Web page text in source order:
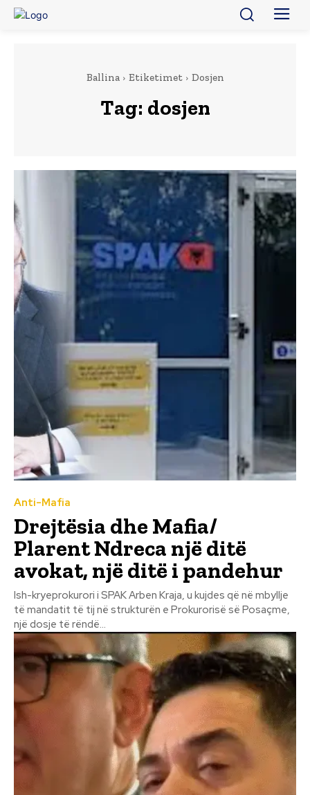
Ballina Etiketimet Dosjen
Tag: dosjen
Anti-Mafia
Drejtësia dhe Mafia/
Plarent Ndreca një ditë
avokat, një ditë i pandehur
Ish-kryeprokurori i SPAK Arben Kraja, u kujdes që në mbyllje
të mandatit të tij në strukturën e Prokurorisë së Posaçme,
një dosje të rëndë...